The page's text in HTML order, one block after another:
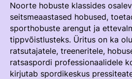
Edetabelid
Ametnikud
Koolitused
Komitee
Noorte hobuste klassides
seitsmeaastased hobused,
sporthobuste arengut ja
tippvõistlusteks. Üritus on ka
ratsutajatele, treeneritele,
ratsaspordi professionaalidele
kirjutab spordikeskus